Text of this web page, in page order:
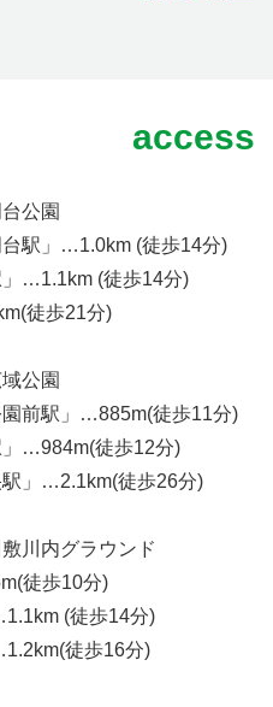
access
公園
台駅」…1.0km (徒歩14分)
」…1.1km (徒歩14分)
徒歩21分)
公園
園前駅」…885m(徒歩11分)
」…984m(徒歩12分)
駅」…2.1km(徒歩26分)
川内グラウンド
徒歩10分)
(徒歩14分)
徒歩16分)